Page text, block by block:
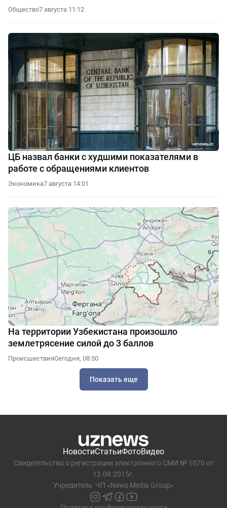
Общество7 августа 11:12
ЦБ назвал банки с худшими показателями в
работе с обращениями клиентов
Экономика7 августа 14:01
На территории Узбекистана произошло
землетрясение силой до 3 баллов
ПроисшествияСегодня, 08:50
Показать еще
НовостиСтатьиФотоВидео
Свидетельство о регистрации электронного СМИ № 1070 от
12.08.2015г.
Учредитель: ЧП «News Media Group»